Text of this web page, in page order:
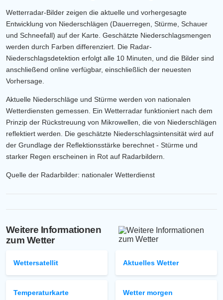
Wetterradar-Bilder zeigen die aktuelle und vorhergesagte
Entwicklung von Niederschlägen (Dauerregen, Stürme, Schauer
und Schneefall) auf der Karte. Geschätzte Niederschlagsmengen
werden durch Farben differenziert. Die Radar-
Niederschlagsdetektion erfolgt alle 10 Minuten, und die Bilder sind
anschließend online verfügbar, einschließlich der neuesten
Vorhersage.
Aktuelle Niederschläge und Stürme werden von nationalen
Wetterdiensten gemessen. Ein Wetterradar funktioniert nach dem
Prinzip der Rückstreuung von Mikrowellen, die von Niederschlägen
reflektiert werden. Die geschätzte Niederschlagsintensität wird auf
der Grundlage der Reflektionsstärke berechnet - Stürme und
starker Regen erscheinen in Rot auf Radarbildern.
Quelle der Radarbilder: nationaler Wetterdienst
Weitere Informationen
zum Wetter
Wettersatellit
Temperaturkarte
Aktuelles Wetter
Wetter morgen